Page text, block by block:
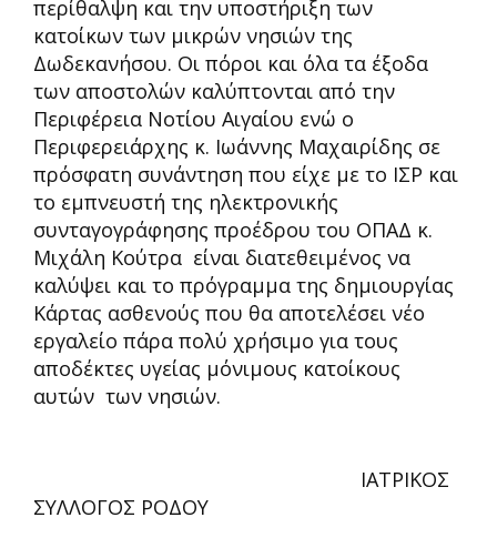
περίθαλψη και την υποστήριξη των
κατοίκων των μικρών νησιών της
Δωδεκανήσου. Οι πόροι και όλα τα έξοδα
των αποστολών καλύπτονται από την
Περιφέρεια Νοτίου Αιγαίου ενώ ο
Περιφερειάρχης κ. Ιωάννης Μαχαιρίδης σε
πρόσφατη συνάντηση που είχε με το ΙΣΡ και
το εμπνευστή της ηλεκτρονικής
συνταγογράφησης προέδρου του ΟΠΑΔ κ.
Μιχάλη Κούτρα είναι διατεθειμένος να
καλύψει και το πρόγραμμα της δημιουργίας
Κάρτας ασθενούς που θα αποτελέσει νέο
εργαλείο πάρα πολύ χρήσιμο για τους
αποδέκτες υγείας μόνιμους κατοίκους
αυτών των νησιών.
ΙΑΤΡΙΚΟΣ
ΣΥΛΛΟΓΟΣ ΡΟΔΟΥ